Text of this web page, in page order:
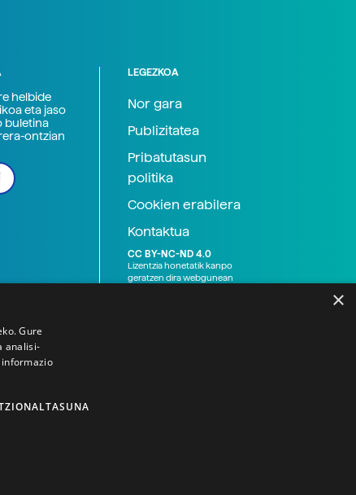
helbide
eta jaso
buletina
ontzian
LEGEZKOA
Nor gara
Publizitatea
Pribatutasun
politika
Cookien erabilera
Kontaktua
CC BY-NC-ND 4.0
Lizentzia honetatik kanpo
geratzen dira webgunean
×
Gure
analisi-
informazio